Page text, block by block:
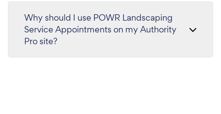
Why should I use POWR Landscaping
Service Appointments on my Authority
Pro site?